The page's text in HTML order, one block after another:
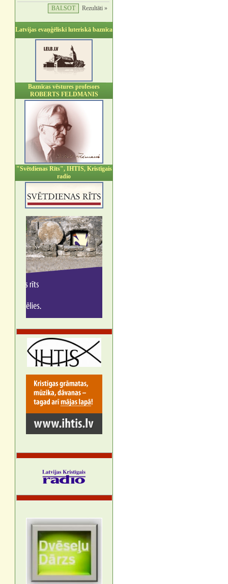
Rezultāti »
Latvijas evaņģēliski luteriskā baznīca
Baznīcas vēstures profesors
ROBERTS FELDMANIS
"Svētdienas Rīts", IHTIS, Kristīgais
radio